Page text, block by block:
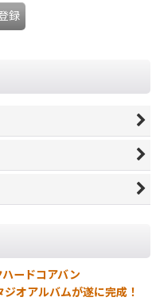
録
ードコアバン
オアルバムが遂に完成！